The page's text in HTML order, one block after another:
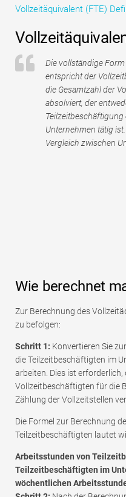
Tutorials zur
Vollständige Form
Risikomanagement-
Vollzeitäquivalent (FTE)
Die vollständige
entspricht der
die Gesamtzahl der
absolviert, der
Unternehmen tätig
Vergleich zwischen
Wie berechnet
Zur Berechnung des
zu befolgen:
Schritt 1: Konvertieren Sie
die Teilzeitbeschäftigten im
arbeiten. Dies ist erforderlich,
Vollzeitbeschäftigten für die
Zählung der Vollzeitstellen
Die Formel zur Berechnung
Teilzeitbeschäftigten lautet
Arbeitsstunden von
Teilzeitbeschäftigten im
wöchentlichen